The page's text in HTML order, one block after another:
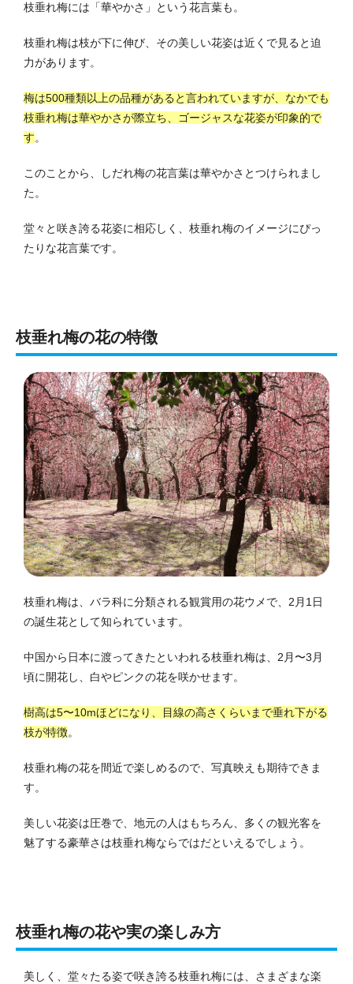
枝垂れ梅には「華やかさ」という花言葉も。
枝垂れ梅は枝が下に伸び、その美しい花姿は近くで見ると迫
力があります。
梅は500種類以上の品種があると言われていますが、なかでも
枝垂れ梅は華やかさが際立ち、ゴージャスな花姿が印象的で
す。
このことから、しだれ梅の花言葉は華やかさとつけられまし
た。
堂々と咲き誇る花姿に相応しく、枝垂れ梅のイメージにぴっ
たりな花言葉です。
枝垂れ梅の花の特徴
枝垂れ梅は、バラ科に分類される観賞用の花ウメで、2月1日
の誕生花として知られています。
中国から日本に渡ってきたといわれる枝垂れ梅は、2月〜3月
頃に開花し、白やピンクの花を咲かせます。
樹高は5〜10mほどになり、目線の高さくらいまで垂れ下がる
枝が特徴。
枝垂れ梅の花を間近で楽しめるので、写真映えも期待できま
す。
美しい花姿は圧巻で、地元の人はもちろん、多くの観光客を
魅了する豪華さは枝垂れ梅ならではだといえるでしょう。
枝垂れ梅の花や実の楽しみ方
美しく、堂々たる姿で咲き誇る枝垂れ梅には、さまざまな楽